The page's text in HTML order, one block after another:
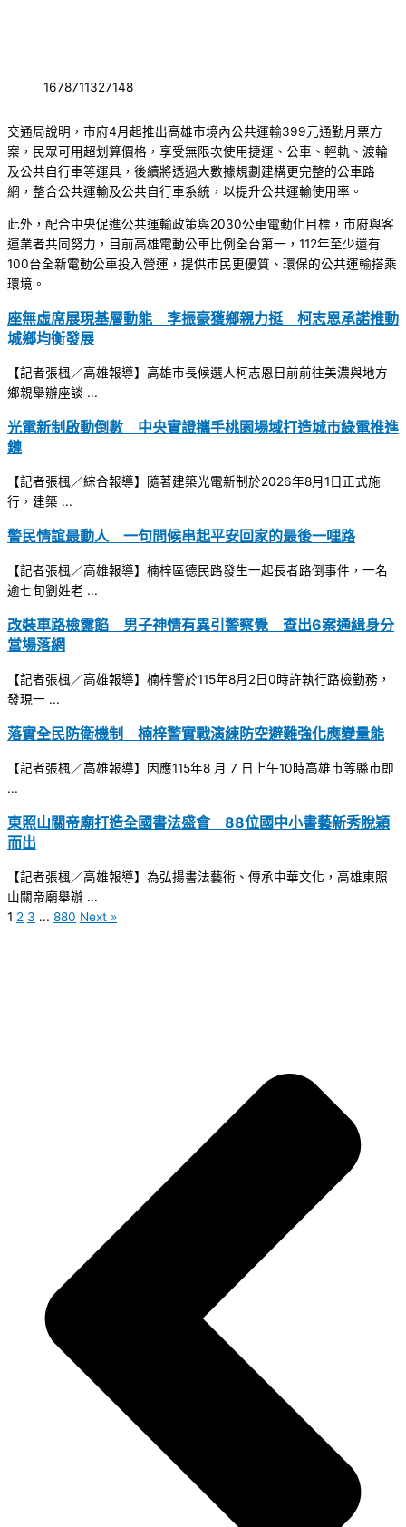
1678711327148
交通局說明，市府4月起推出高雄市境內公共運輸399元通勤月票方
案，民眾可用超划算價格，享受無限次使用捷運、公車、輕軌、渡輪
及公共自行車等運具，後續將透過大數據規劃建構更完整的公車路
網，整合公共運輸及公共自行車系統，以提升公共運輸使用率。
此外，配合中央促進公共運輸政策與2030公車電動化目標，市府與客
運業者共同努力，目前高雄電動公車比例全台第一，112年至少還有
100台全新電動公車投入營運，提供市民更優質、環保的公共運輸搭乘
環境。
座無虛席展現基層動能 李振豪獲鄉親力挺 柯志恩承諾推動
城鄉均衡發展
【記者張楓／高雄報導】高雄市長候選人柯志恩日前前往美濃與地方
鄉親舉辦座談 ...
光電新制啟動倒數 中央實證攜手桃園場域打造城市綠電推進
鏈
【記者張楓／綜合報導】隨著建築光電新制於2026年8月1日正式施
行，建築 ...
警民情誼最動人 一句問候串起平安回家的最後一哩路
【記者張楓／高雄報導】楠梓區德民路發生一起長者路倒事件，一名
逾七旬劉姓老 ...
改裝車路檢露餡 男子神情有異引警察覺 查出6案通緝身分
當場落網
【記者張楓／高雄報導】楠梓警於115年8月2日0時許執行路檢勤務，
發現一 ...
落實全民防衛機制 楠梓警實戰演練防空避難強化應變量能
【記者張楓／高雄報導】因應115年8 月 7 日上午10時高雄市等縣市即
...
東照山關帝廟打造全國書法盛會 88位國中小書藝新秀脫穎
而出
【記者張楓／高雄報導】為弘揚書法藝術、傳承中華文化，高雄東照
山關帝廟舉辦 ...
1 2 3 ... 880 Next »